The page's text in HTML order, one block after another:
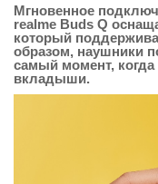
Мгновенное
realme Buds Q
который
образом, наушники
самый момент, когда
вкладыши.